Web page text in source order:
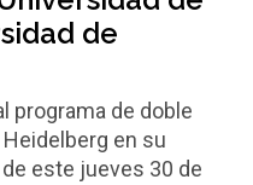
de
programa de doble
en su
este jueves 30 de